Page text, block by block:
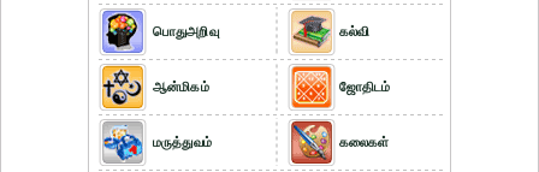
பொதுஅறிவு
ஆன்மிகம்
மருத்துவம்
கல்வி
ஜோதிடம்
கலைகள்